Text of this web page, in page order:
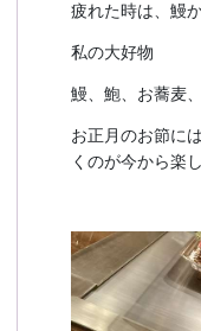
疲れた時は、鰻
私の大好物
鰻、鮑、お蕎麦
お正月のお節に
くのが今から楽